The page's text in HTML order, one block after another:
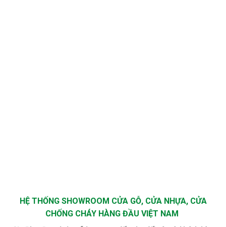
HỆ THỐNG SHOWROOM CỬA GỖ, CỬA NHỰA, CỬA
CHỐNG CHÁY HÀNG ĐẦU VIỆT NAM